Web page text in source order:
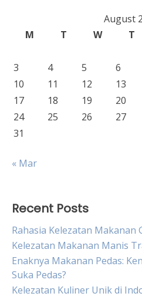
August
M
T W T
3
4 5 6
10
11 12 13
17
18 19 20
24
25 26 27
31
« Mar
Recent Posts
Rahasia Kelezatan Makanan
Kelezatan Makanan Manis
Enaknya Makanan Pedas:
Suka Pedas?
Kelezatan Kuliner Unik di